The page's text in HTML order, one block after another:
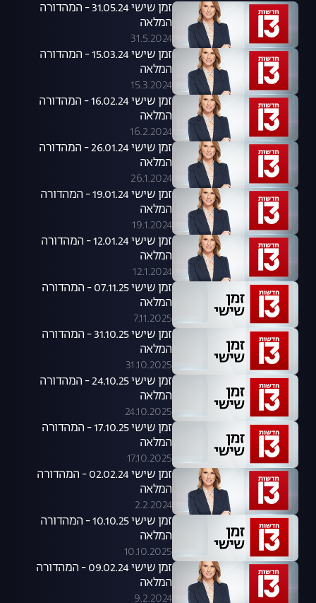
זמן שישי 31.05.24 - המהדורה
המלאה
31.5.2024
זמן שישי 15.03.24 - המהדורה
המלאה
15.3.2024
זמן שישי 16.02.24 - המהדורה
המלאה
16.2.2024
זמן שישי 26.01.24 - המהדורה
המלאה
26.1.2024
זמן שישי 19.01.24 - המהדורה
המלאה
19.1.2024
זמן שישי 12.01.24 - המהדורה
המלאה
12.1.2024
זמן שישי 07.11.25 - המהדורה
המלאה
7.11.2025
זמן שישי 31.10.25 - המהדורה
המלאה
31.10.2025
זמן שישי 24.10.25 - המהדורה
המלאה
24.10.2025
זמן שישי 17.10.25 - המהדורה
המלאה
17.10.2025
זמן שישי 02.02.24 - המהדורה
המלאה
2.2.2024
זמן שישי 10.10.25 - המהדורה
המלאה
10.10.2025
זמן שישי 09.02.24 - המהדורה
המלאה
9.2.2024